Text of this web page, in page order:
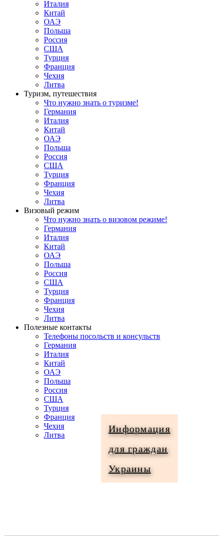
Италия
Китай
ОАЭ
Польша
Россия
США
Турция
Франция
Чехия
Литва
Туризм, путешествия
Что нужно знать о туризме!
Германия
Италия
Китай
ОАЭ
Польша
Россия
США
Турция
Франция
Чехия
Литва
Визовый режим
Что нужно знать о визовом режиме!
Германия
Италия
Китай
ОАЭ
Польша
Россия
США
Турция
Франция
Чехия
Литва
Полезные контакты
Телефоны посольств и консульств
Германия
Италия
Китай
ОАЭ
Польша
Россия
США
Турция
Франция
Чехия
Литва
Информация
для граждан
Украины